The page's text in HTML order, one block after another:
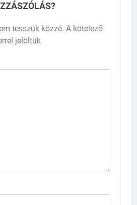
tesszük közzé. A kötelező
jelöltük